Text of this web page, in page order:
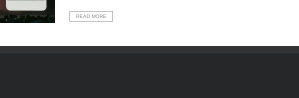
READ MORE